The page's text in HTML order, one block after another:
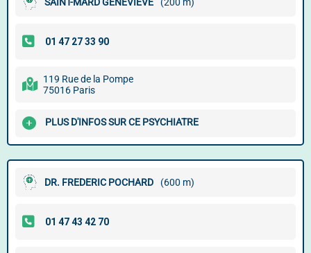
119 Rue de la Pompe
75016 Paris
PLUS D'INFOS SUR CE PSYCHIATRE
DR. FREDERIC POCHARD (600 m)